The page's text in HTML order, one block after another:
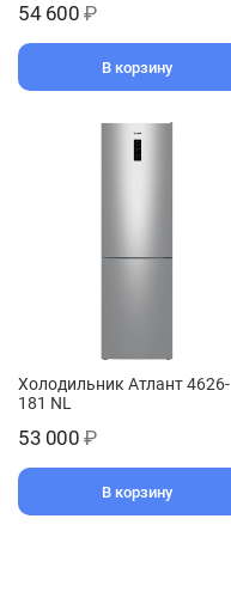
54 600 ₽
В корзину
Холодильник Атлант 4626-
181 NL
53 000 ₽
В корзину